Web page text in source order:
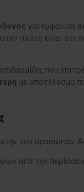
για εμφάνιση
πλάτη είναι ότι
που
με αποτέλεσμα
του
από την